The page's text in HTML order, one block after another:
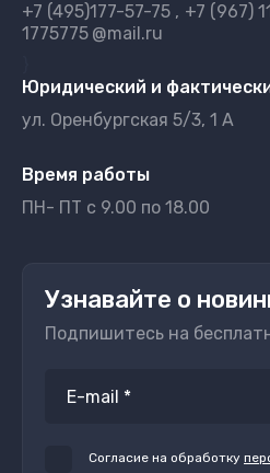
+7 (495)177-57-75
+7 (967)
1775775 @mail.ru
Юридический и
ул. Оренбургская 5/3, 1 А
Время работы
ПН- ПТ с 9.00 по 18.00
Узнавайте о
Подпишитесь на
Согласие на обработку